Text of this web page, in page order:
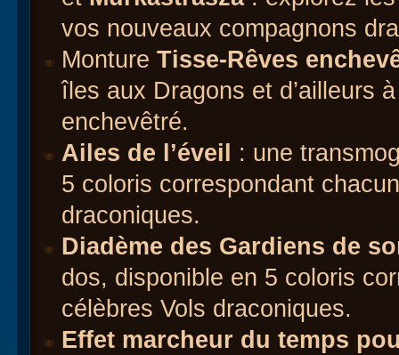
vos nouveaux compagnons
Monture Tisse-Rêves
îles aux Dragons et d’ailleurs
enchevêtré.
Ailes de l’éveil : une
5 coloris correspondant
draconiques.
Diadème des Gardiens de
dos, disponible en 5 coloris
célèbres Vols draconiques.
Effet marcheur du temps